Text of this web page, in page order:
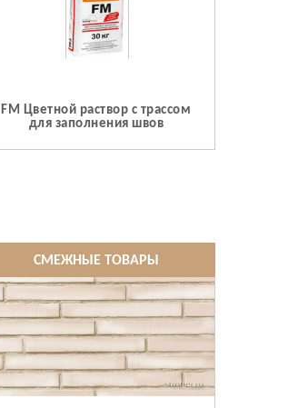
FM Цветной раствор с трассом
для заполнения швов
СМЕЖНЫЕ ТОВАРЫ